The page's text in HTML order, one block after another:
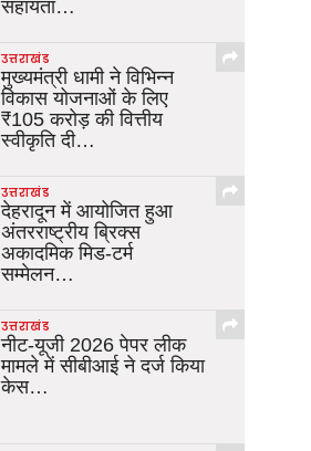
सहायता…
उत्तराखंड
मुख्यमंत्री धामी ने विभिन्न
विकास योजनाओं के लिए
₹105 करोड़ की वित्तीय
स्वीकृति दी…
उत्तराखंड
देहरादून में आयोजित हुआ
अंतरराष्ट्रीय ब्रिक्स
अकादमिक मिड-टर्म
सम्मेलन…
उत्तराखंड
नीट-यूजी 2026 पेपर लीक
मामले में सीबीआई ने दर्ज किया
केस…